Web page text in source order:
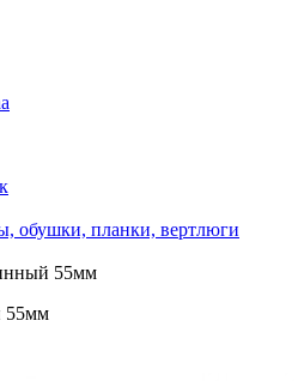
обушки, планки, вертлюги
55мм
55мм